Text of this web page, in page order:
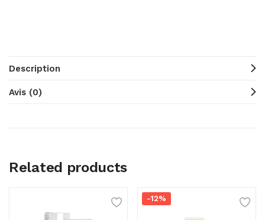
Description
Avis (0)
Related products
-12%